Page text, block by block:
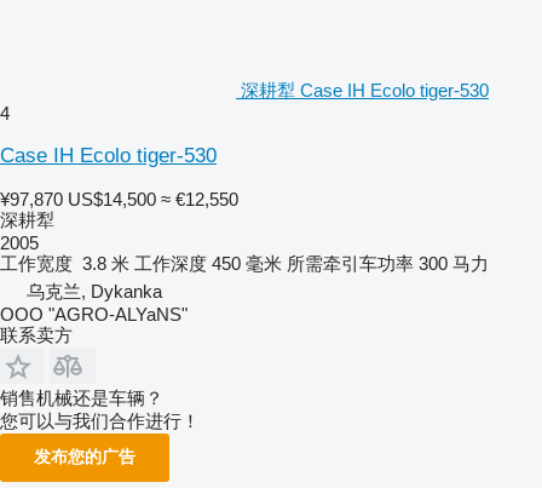
深耕犁 Case IH Ecolo tiger-530
4
Case IH Ecolo tiger-530
¥97,870 US$14,500 ≈ €12,550
深耕犁
2005
工作宽度 3.8 米 工作深度 450 毫米 所需牵引车功率 300 马力
乌克兰, Dykanka
OOO "AGRO-ALYaNS"
联系卖方
销售机械还是车辆？
您可以与我们合作进行！
发布您的广告